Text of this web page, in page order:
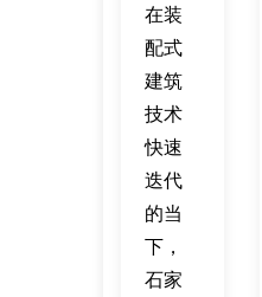
在装
配式
建筑
技术
快速
迭代
的当
下，
石家